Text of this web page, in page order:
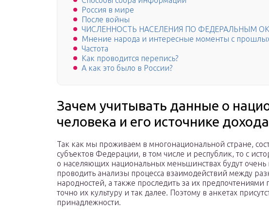
Россия в мире
После войны
ЧИСЛЕННОСТЬ НАСЕЛЕНИЯ ПО ФЕДЕРАЛЬНЫМ
Мнение народа и интересные моменты с
Частота
Как проводится перепись?
А как это было в России?
Зачем учитывать данные о
человека и его источнике
Так как мы проживаем в многонациональной стране,
субъектов Федерации, в том числе и республик, то с
о населяющих национальных меньшинствах будут очень
проводить анализы процесса взаимодействий между
народностей, а также проследить за их предпочтениями
точно их культуру и так далее. Поэтому в анкетах
принадлежности.